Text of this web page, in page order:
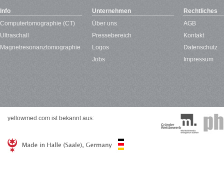
Info
Computertomographie (CT)
Ultraschall
Magnetresonanztomographie
Unternehmen
Über uns
Pressebereich
Logos
Jobs
Rechtliches
AGB
Kontakt
Datenschutz
Impressum
yellowmed.com ist bekannt aus: